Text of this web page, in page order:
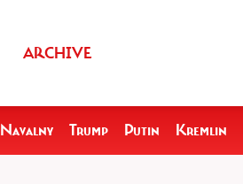
ARCHIVE
Navalny Trump Putin Kremlin